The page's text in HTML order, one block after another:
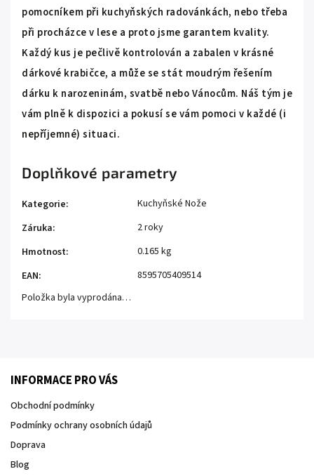
pomocníkem při kuchyňských radovánkách, nebo třeba
při procházce v lese a proto jsme garantem kvality.
Každý kus je pečlivě kontrolován a zabalen v krásné
dárkové krabičce, a může se stát moudrým řešením
dárku k narozeninám, svatbě nebo Vánocům. Náš tým je
vám plně k dispozici a pokusí se vám pomoci v každé (i
nepříjemné) situaci.
Doplňkové parametry
Kategorie:
Kuchyňské Nože
Záruka:
2 roky
Hmotnost:
0.165 kg
EAN:
8595705409514
Položka byla vyprodána…
INFORMACE PRO VÁS
Obchodní podmínky
Podmínky ochrany osobních údajů
Doprava
Blog